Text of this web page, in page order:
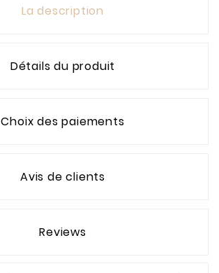
La description
Détails du produit
Choix des paiements
Avis de clients
Reviews